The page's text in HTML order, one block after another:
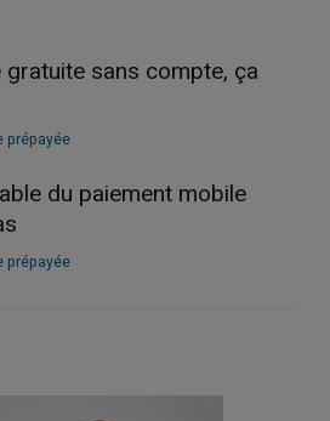
sans compte, ça
prépayée
du paiement mobile
prépayée